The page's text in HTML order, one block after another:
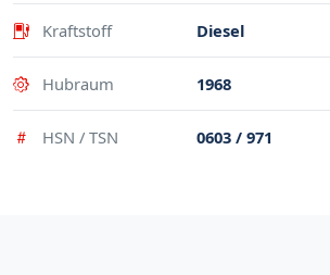
Kraftstoff Diesel
Hubraum 1968
HSN / TSN 0603 / 971